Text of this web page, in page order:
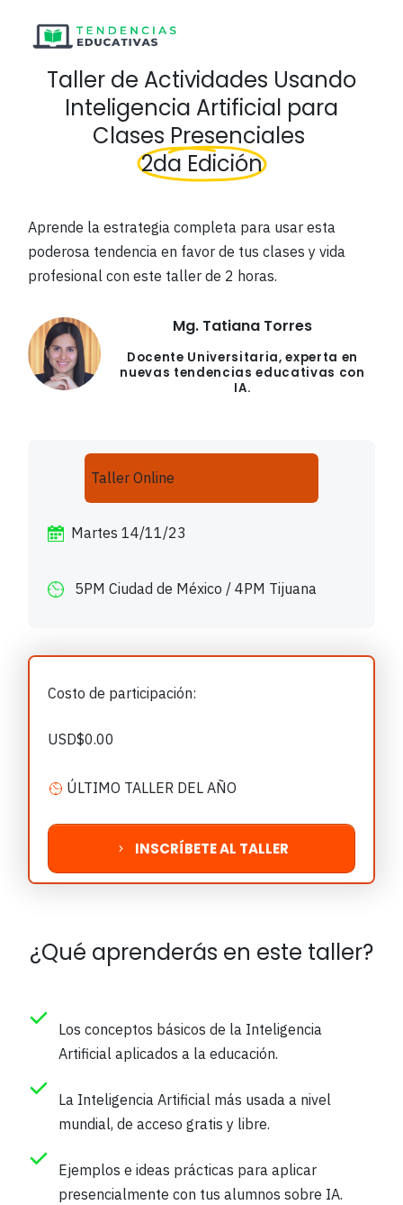
Taller de Actividades Usando
Inteligencia Artificial para
Clases Presenciales
2da Edición
Aprende la estrategia completa para usar esta
poderosa tendencia en favor de tus clases y vida
profesional con este taller de 2 horas.
Mg. Tatiana Torres
Docente Universitaria, experta en
nuevas tendencias educativas con
IA.
Taller Online
Martes 14/11/23
5PM Ciudad de México / 4PM Tijuana
Costo de participación:
USD$0.00
ÚLTIMO TALLER DEL AÑO
INSCRÍBETE AL TALLER
¿Qué aprenderás en este taller?
Los conceptos básicos de la Inteligencia
Artificial aplicados a la educación.
La Inteligencia Artificial más usada a nivel
mundial, de acceso gratis y libre.
Ejemplos e ideas prácticas para aplicar
presencialmente con tus alumnos sobre IA.